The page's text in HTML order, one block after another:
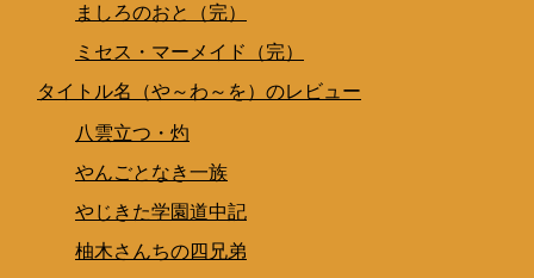
ましろのおと（完）
ミセス・マーメイド（完）
タイトル名（や～わ～を）のレビュー
八雲立つ・灼
やんごとなき一族
やじきた学園道中記
柚木さんちの四兄弟